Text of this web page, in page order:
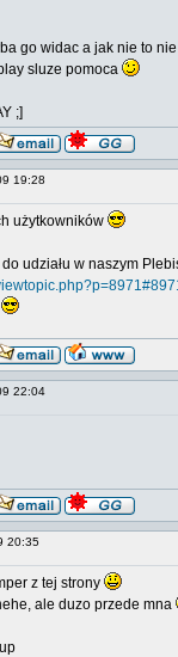
go widac a jak nie to
sluze pomoca
;]
19:28
użytkowników
udziału w naszym
22:04
20:35
z tej strony
ale duzo przede mna